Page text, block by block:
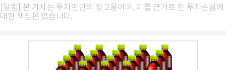
[알림] 본 기사는 투자판단의 참고용이며, 이를 근거로 한 투자손실에
대한 책임은 없습니다.